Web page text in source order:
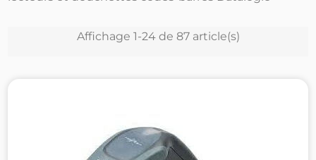
Affichage 1-24 de 87 article(s)